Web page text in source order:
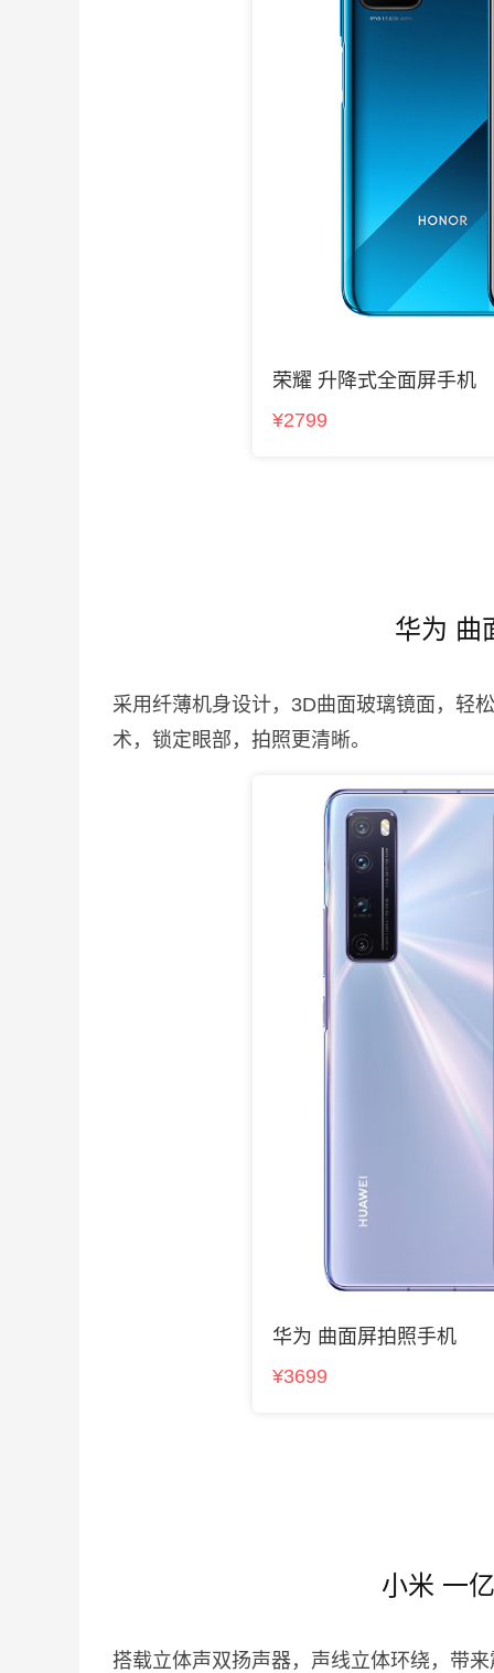
荣耀 升降式全面屏手机
¥2799
华为 曲
采用纤薄机身设计，3D曲面玻璃镜面，轻
术，锁定眼部，拍照更清晰。
华为 曲面屏拍照手机
¥3699
小米 一
搭载立体声双扬声器，声线立体环绕，带